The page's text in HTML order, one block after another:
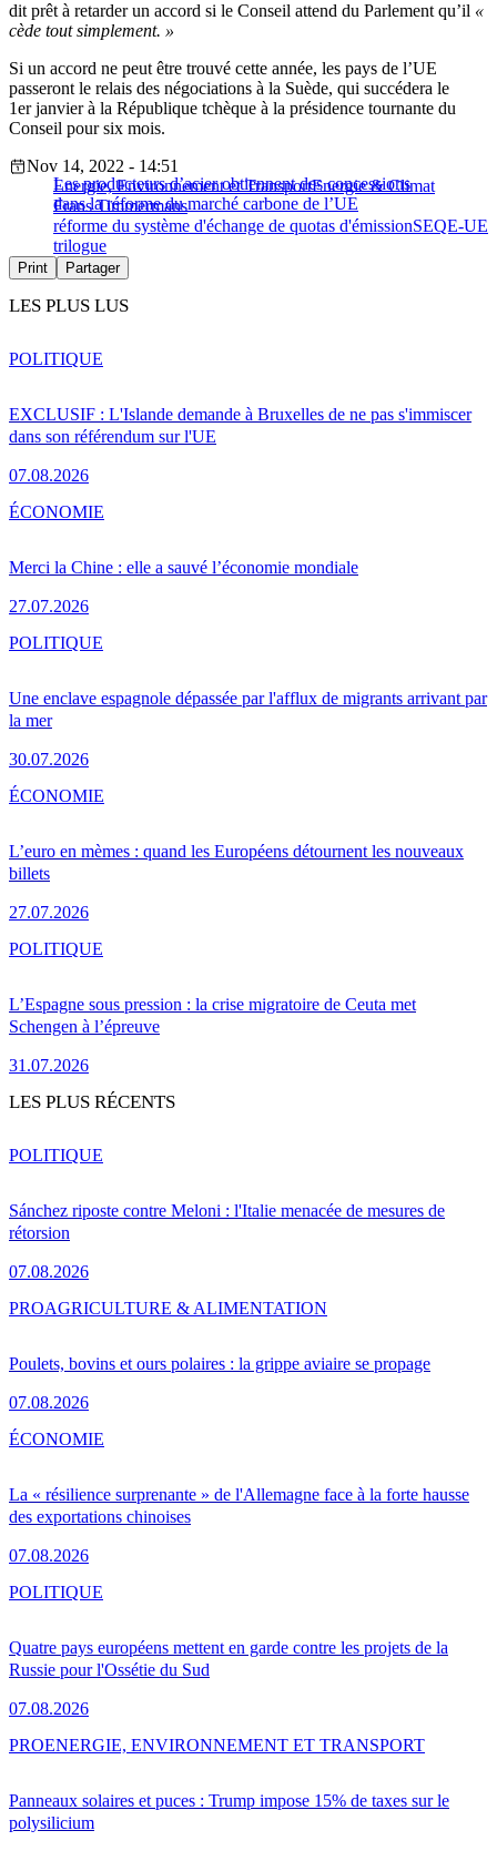
dit prêt à retarder un accord si le Conseil attend du Parlement qu’il «
cède tout simplement. »
Si un accord ne peut être trouvé cette année, les pays de l’UE
passeront le relais des négociations à la Suède, qui succédera le
1er janvier à la République tchèque à la présidence tournante du
Conseil pour six mois.
Les producteurs d’acier obtiennent des concessions
dans la réforme du marché carbone de l’UE
Nov 14, 2022 - 14:51
Energie, Environnement et TransportEnergie & Climat
Frans Timmermans
réforme du système d'échange de quotas d'émissionSEQE-UE
trilogue
Print Partager
LES PLUS LUS
EXCLUSIF : L'Islande demande à Bruxelles de ne pas s'immiscer
dans son référendum sur l'UE
07.08.2026
POLITIQUE
Merci la Chine : elle a sauvé l’économie mondiale
27.07.2026
ÉCONOMIE
Une enclave espagnole dépassée par l'afflux de migrants arrivant par
la mer
30.07.2026
POLITIQUE
L’euro en mèmes : quand les Européens détournent les nouveaux
billets
27.07.2026
ÉCONOMIE
L’Espagne sous pression : la crise migratoire de Ceuta met
Schengen à l’épreuve
31.07.2026
POLITIQUE
LES PLUS RÉCENTS
Sánchez riposte contre Meloni : l'Italie menacée de mesures de
rétorsion
07.08.2026
POLITIQUE
Poulets, bovins et ours polaires : la grippe aviaire se propage
07.08.2026
PROAGRICULTURE & ALIMENTATION
La « résilience surprenante » de l'Allemagne face à la forte hausse
des exportations chinoises
07.08.2026
ÉCONOMIE
Quatre pays européens mettent en garde contre les projets de la
Russie pour l'Ossétie du Sud
07.08.2026
POLITIQUE
Panneaux solaires et puces : Trump impose 15% de taxes sur le
polysilicium
PROENERGIE, ENVIRONNEMENT ET TRANSPORT